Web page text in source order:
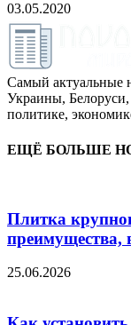
03.05.2020
Самый актуальные
Украины,
политике,
ЕЩЁ БОЛЬШЕ
Плитка
преимущества,
25.06.2026